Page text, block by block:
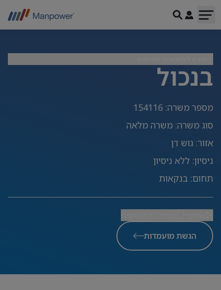
בנכול
מספר משרה:
154116
סוג משרה: משרה מלאה
אזור: גוש דן
ניסיון: ללא ניסיון
תחום: בנקאות
הגשת מועמדות